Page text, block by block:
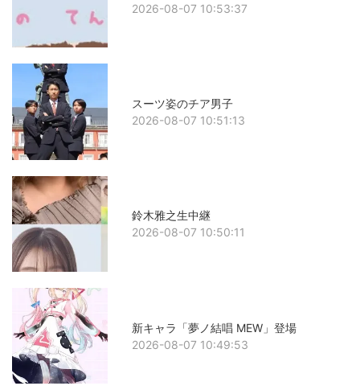
2026-08-07 10:53:37
スーツ姿のチア男子
2026-08-07 10:51:13
鈴木雅之生中継
2026-08-07 10:50:11
新キャラ「夢ノ結唱 MEW」登場
2026-08-07 10:49:53